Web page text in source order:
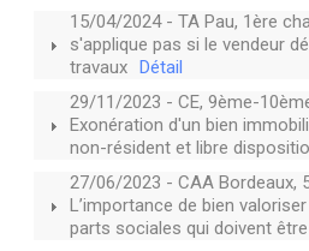
15/04/2024 - TA Pau, 1ère
s'applique pas si le vendeur
travaux Détail
29/11/2023 - CE, 9ème-
Exonération d'un bien
non-résident et libre
27/06/2023 - CAA Bordeaux,
L’importance de bien
parts sociales qui doivent